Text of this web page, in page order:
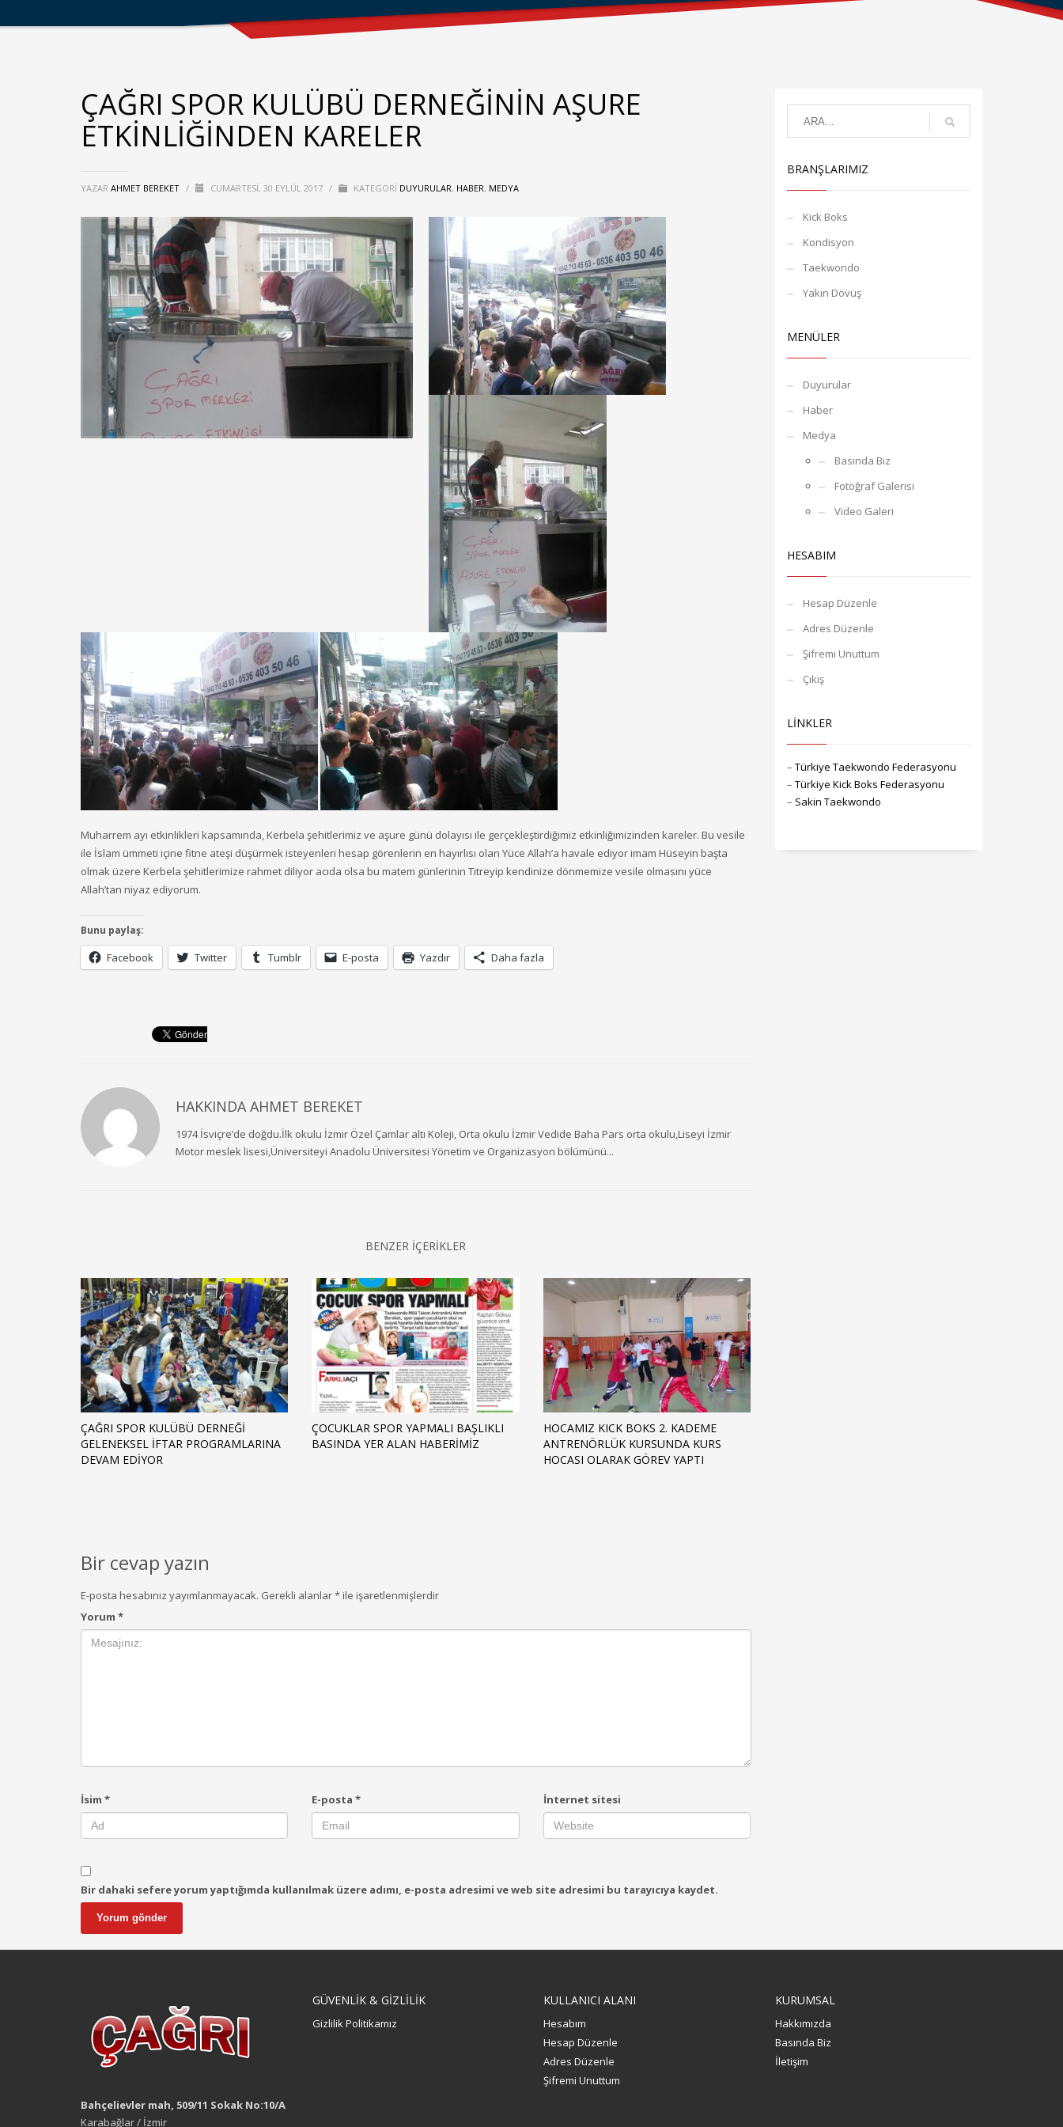
ÇAĞRI SPOR KULÜBÜ DERNEĞİNİN AŞURE
ETKİNLİĞİNDEN KARELER
YAZAR AHMET BEREKET / CUMARTESI, 30 EYLÜL 2017 / KATEGORI DUYURULAR, HABER, MEDYA
Muharrem ayı etkinlikleri kapsamında, Kerbela şehitlerimiz ve aşure günü dolayısı ile gerçekleştirdiğimiz etkinliğimizinden kareler. Bu vesile
ile İslam ümmeti içine fitne ateşi düşürmek isteyenleri hesap görenlerin en hayırlısı olan Yüce Allah’a havale ediyor imam Hüseyin başta
olmak üzere Kerbela şehitlerimize rahmet diliyor acıda olsa bu matem günlerinin Titreyip kendinize dönmemize vesile olmasını yüce
Allah’tan niyaz ediyorum.
Bunu paylaş:
Facebook Twitter Tumblr E-posta Yazdır Daha fazla
HAKKINDAAHMET BEREKET
1974 İsviçre’de doğdu.İlk okulu İzmir Özel Çamlar altı Koleji, Orta okulu İzmir Vedide Baha Pars orta okulu,Liseyi İzmir
Motor meslek lisesi,Üniversiteyi Anadolu Üniversitesi Yönetim ve Organizasyon bölümünü...
BENZER İÇERİKLER
ÇAĞRI SPOR KULÜBÜ DERNEĞİ
GELENEKSEL İFTAR PROGRAMLARINA
DEVAM EDİYOR
ÇOCUKLAR SPOR YAPMALI BAŞLIKLI
BASINDA YER ALAN HABERİMİZ
HOCAMIZ KICK BOKS 2. KADEME
ANTRENÖRLÜK KURSUNDA KURS
HOCASI OLARAK GÖREV YAPTI
Bir cevap yazın
E-posta hesabınız yayımlanmayacak. Gerekli alanlar*ile işaretlenmişlerdir
Yorum *
İsim * E-posta* İnternet sitesi
Bir dahaki sefere yorum yaptığımda kullanılmak üzere adımı, e-posta adresimi ve web site adresimi bu tarayıcıya kaydet.
BRANŞLARIMIZ
Kick Boks
Kondisyon
Taekwondo
Yakın Dövüş
MENÜLER
Duyurular
Haber
Medya
Basında Biz
Fotoğraf Galerisi
Video Galeri
HESABIM
Hesap Düzenle
Adres Düzenle
Şifremi Unuttum
Çıkış
LİNKLER
– Türkiye Taekwondo Federasyonu
– Türkiye Kick Boks Federasyonu
– Sakin Taekwondo
Bahçelievler mah, 509/11 Sokak No:10/A
Karabağlar / İzmir
GÜVENLİK & GİZLİLİK
Gizlilik Politikamız
KULLANICI ALANI
Hesabım
Hesap Düzenle
Adres Düzenle
Şifremi Unuttum
KURUMSAL
Hakkımızda
Basında Biz
İletişim